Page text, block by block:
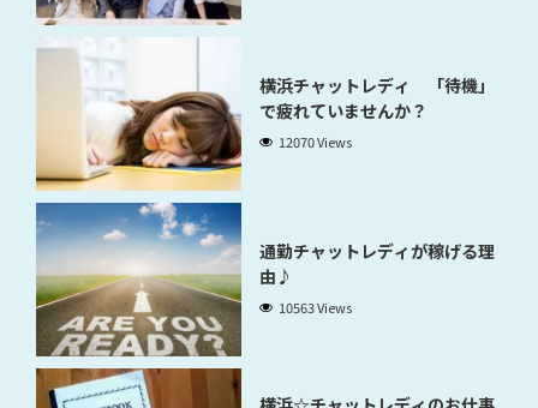
横浜チャットレディ 「待機」
で疲れていませんか？
12070 Views
通勤チャットレディが稼げる理
由♪
10563 Views